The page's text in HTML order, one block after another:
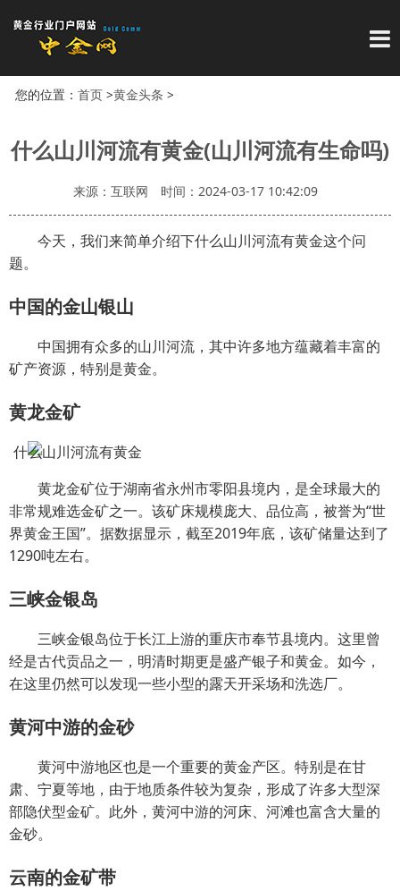
导
您的位置： 首页>黄金头条 >
什么山川河流有黄金(山川河流有生命吗)
来源：互联网 时间：2024-03-17 10:42:09
今天，我们来简单介绍下什么山川河流有黄金这个问
题。
中国的金山银山
中国拥有众多的山川河流，其中许多地方蕴藏着丰富的
矿产资源，特别是黄金。
黄龙金矿
黄龙金矿位于湖南省永州市零阳县境内，是全球最大的
非常规难选金矿之一。该矿床规模庞大、品位高，被誉为“世
界黄金王国”。据数据显示，截至2019年底，该矿储量达到了
1290吨左右。
三峡金银岛
三峡金银岛位于长江上游的重庆市奉节县境内。这里曾
经是古代贡品之一，明清时期更是盛产银子和黄金。如今，
在这里仍然可以发现一些小型的露天开采场和洗选厂。
黄河中游的金砂
黄河中游地区也是一个重要的黄金产区。特别是在甘
肃、宁夏等地，由于地质条件较为复杂，形成了许多大型深
部隐伏型金矿。此外，黄河中游的河床、河滩也富含大量的
金砂。
云南的金矿带